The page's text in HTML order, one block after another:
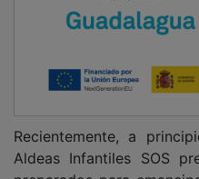
Aldeas Infantiles SOS
preparados para